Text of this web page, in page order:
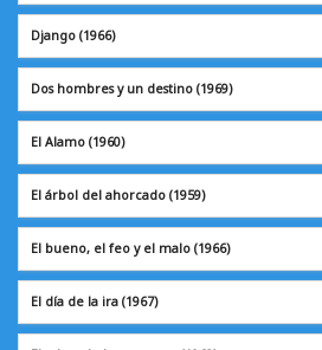
Django (1966)
Dos hombres y un destino (1969)
El Alamo (1960)
El árbol del ahorcado (1959)
El bueno, el feo y el malo (1966)
El día de la ira (1967)